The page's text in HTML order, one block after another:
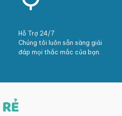
Hỗ Trợ 24/7
Chúng tôi luôn sẵn sàng giải
đáp mọi thắc mắc của bạn.